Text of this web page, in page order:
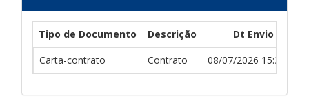
Tipo de Documento Descrição
Dt Envio
Carta-contrato
Contrato 08/07/2026 15:35:19